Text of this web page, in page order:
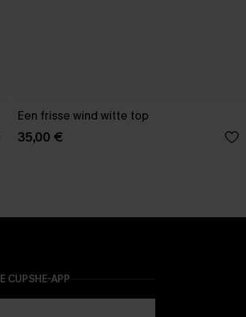
Een frisse wind witte top
35,00 €
CUPSHE-APP